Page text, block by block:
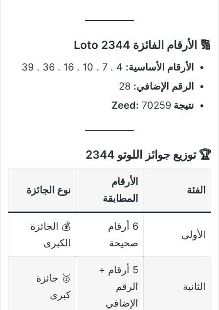
🔢 الأرقام الفائزة Loto 2344
الأرقام الأساسية:
الرقم الإضافي:
نتيجة Zeed: 70259
🏆 توزيع جوائز اللوتو 2344
الفئة
الأرقام
المطابقة
نوع الجائزة
الأولى
6 أرقام
صحيحة
💰 الجائزة
الكبرى
الثانية
5 أرقام +
الرقم
الإضافي
🥇 جائزة
كبرى